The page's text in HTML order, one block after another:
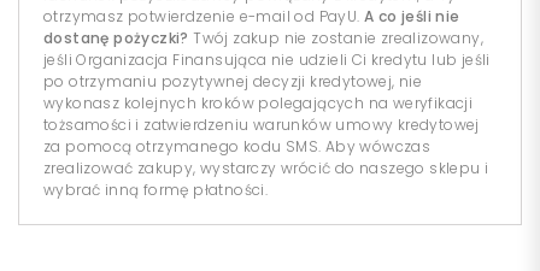
otrzymasz potwierdzenie e-mail od PayU. A co jeśli nie
dostanę pożyczki? Twój zakup nie zostanie zrealizowany,
jeśli Organizacja Finansująca nie udzieli Ci kredytu lub jeśli
po otrzymaniu pozytywnej decyzji kredytowej, nie
wykonasz kolejnych kroków polegających na weryfikacji
tożsamości i zatwierdzeniu warunków umowy kredytowej
za pomocą otrzymanego kodu SMS. Aby wówczas
zrealizować zakupy, wystarczy wrócić do naszego sklepu i
wybrać inną formę płatności.